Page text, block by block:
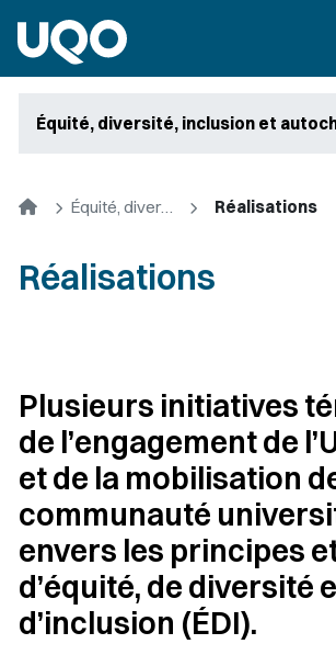
Équité, diversité, inclusion et
Accueil Équité, diversité, inclusion et autochtonisation Réalisations
Réalisations
Plusieurs initiatives
de l’engagement de
et de la mobilisation
communauté
envers les principes
d’équité, de diversité
d’inclusion (ÉDI).